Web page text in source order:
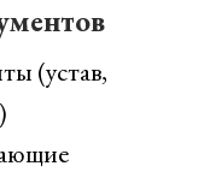
(устав,